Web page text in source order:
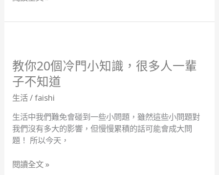
教你20個冷門小知識，很多人一輩
子不知道
生活/faishi
生活中我們難免會碰到一些小問題，雖然這些小問題對
我們沒有多大的影響，但慢慢累積的話可能會成大問
題！ 所以今天，
20
個
冷
門
知
識，
很
人
閱讀全文 »